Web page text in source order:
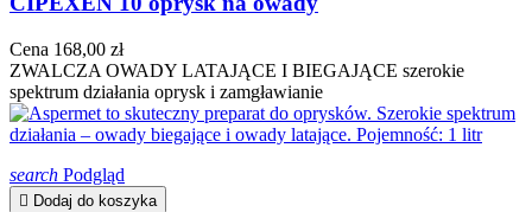
Cena 168,00 zł
ZWALCZA OWADY LATAJĄCE I BIEGAJĄCE szerokie
spektrum działania oprysk i zamgławianie
search Podgląd
 Dodaj do koszyka